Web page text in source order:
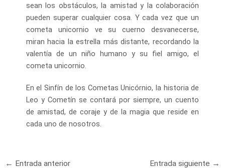
sean los obstáculos, la amistad y la colaboración
pueden superar cualquier cosa. Y cada vez que un
cometa unicornio ve su cuerno desvanecerse,
miran hacia la estrella más distante, recordando la
valentía de un niño humano y su fiel amigo, el
cometa unicornio.
En el Sinfín de los Cometas Unicórnio, la historia de
Leo y Cometín se contará por siempre, un cuento
de amistad, de coraje y de la magia que reside en
cada uno de nosotros.
Navegación
← Entrada anterior Entrada siguiente →